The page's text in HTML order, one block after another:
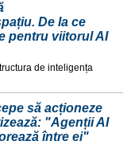
De la ce
pentru viitorul AI
de inteligența
să acționeze
"Agenții AI
între ei"